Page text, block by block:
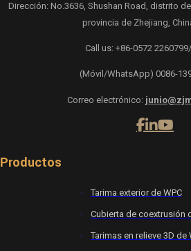
Dirección: No.3636, Shushan Road, distrito
provincia de Zhejiang,
Call us: +86-0572
(Móvil/WhatsApp) 0086-
Correo electrónico:
Productos
Tarima exterior de WPC
Cubierta de coextrusión
Tarimas en relieve 3D de